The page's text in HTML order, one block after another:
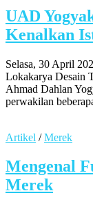
UAD
Kenalkan
Selasa, 30 April
Lokakarya Desain
Ahmad Dahlan
perwakilan
Artikel /Merek
Mengenal
Merek